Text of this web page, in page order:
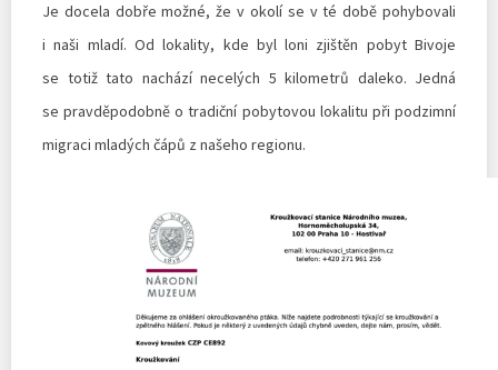
Je docela dobře možné, že v okolí se v té době pohybovali
i naši mladí. Od lokality, kde byl loni zjištěn pobyt Bivoje
se totiž tato nachází necelých 5 kilometrů daleko. Jedná
se pravděpodobně o tradiční pobytovou lokalitu při podzimní
migraci mladých čápů z našeho regionu.